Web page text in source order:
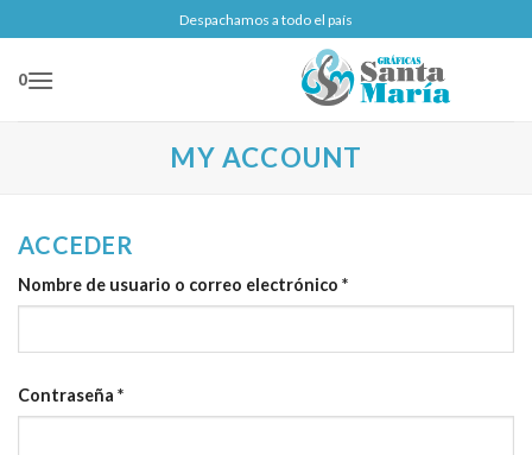
al
contenido
Despachamos a todo el país
0
MY ACCOUNT
ACCEDER
Nombre de usuario o correo electrónico *Obligatorio
Contraseña *Obligatorio